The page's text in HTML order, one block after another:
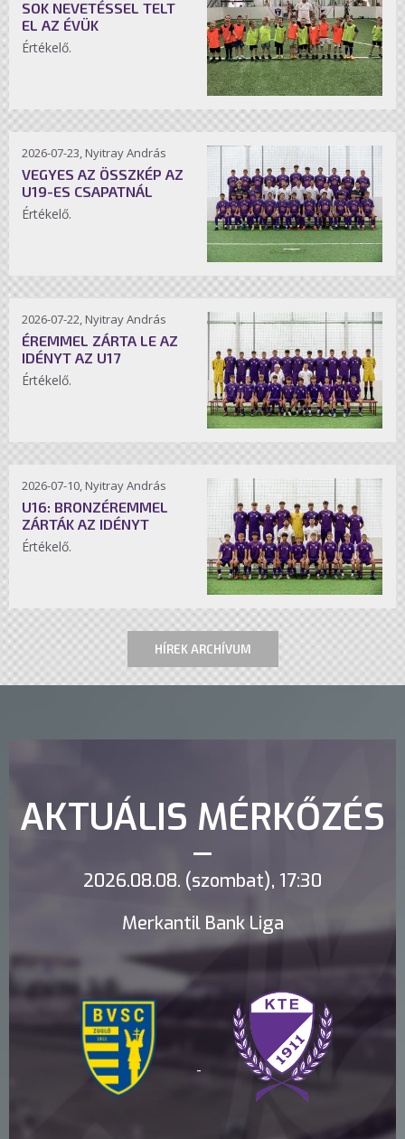
SOK NEVETÉSSEL TELT
EL AZ ÉVÜK
Értékelő.
2026-07-23, Nyitray András
VEGYES AZ ÖSSZKÉP AZ
U19-ES CSAPATNÁL
Értékelő.
2026-07-22, Nyitray András
ÉREMMEL ZÁRTA LE AZ
IDÉNYT AZ U17
Értékelő.
2026-07-10, Nyitray András
U16: BRONZÉREMMEL
ZÁRTÁK AZ IDÉNYT
Értékelő.
HÍREK ARCHÍVUM
AKTUÁLIS MÉRKŐZÉS
2026.08.08. (szombat), 17:30
Merkantil Bank Liga
-